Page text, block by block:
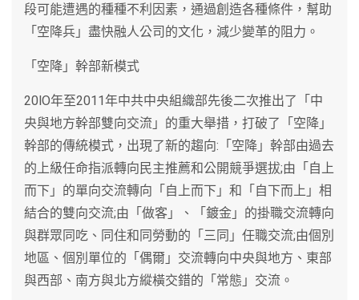
段可能遭遇的種種不利因素，通過創造各種條件，幫助
「空降兵」盡快融人公司的文化，減少變革的阻力。
「空降」幹部新模式
20lO年至2011年中共中央組織部先後二次推出了「中
央與地方幹部雙向交流」的重大舉措，打破了「空降」
幹部的傳統模式，出現了新的趨向:「空降」幹部由過去
的上級任命指派轉向民主推薦和公開競爭選拔;由「自上
而下」的單向交流轉向「自上而下」和「自下而上」相
結合的雙向交流;由「做客」、「鍍金」的掛職交流轉向
與群眾同吃、同住和同勞動的「三同」任職交流;由個別
地區、個別單位的「偶爾」交流轉向中央與地方、東部
與西部、南方與北方縱橫交錯的「常態」交流。